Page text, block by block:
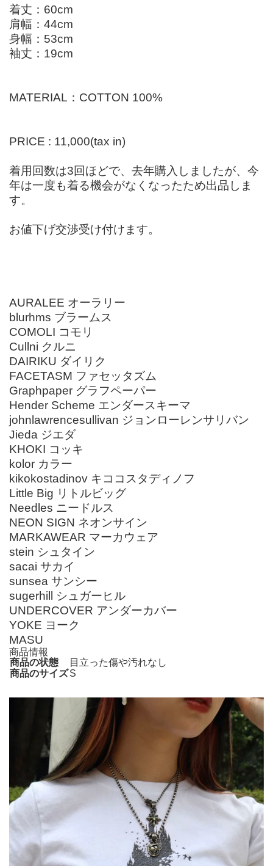
着丈：60cm
肩幅：44cm
身幅：53cm
袖丈：19cm
MATERIAL：COTTON 100%
PRICE : 11,000(tax in)
着用回数は3回ほどで、去年購入しましたが、今
年は一度も着る機会がなくなったため出品しま
す。
お値下げ交渉受け付けます。
AURALEE オーラリー
blurhms ブラームス
COMOLI コモリ
Cullni クルニ
DAIRIKU ダイリク
FACETASM ファセッタズム
Graphpaper グラフペーパー
Hender Scheme エンダースキーマ
johnlawrencesullivan ジョンローレンサリバン
Jieda ジエダ
KHOKI コッキ
kolor カラー
kikokostadinov キココスタディノフ
Little Big リトルビッグ
Needles ニードルス
NEON SIGN ネオンサイン
MARKAWEAR マーカウェア
stein シュタイン
sacai サカイ
sunsea サンシー
sugerhill シュガーヒル
UNDERCOVER アンダーカバー
YOKE ヨーク
MASU
商品情報
商品の状態
目立った傷や汚れなし
商品のサイズS